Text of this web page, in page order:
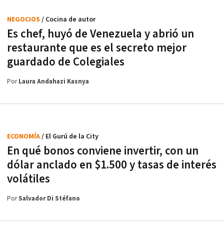
Es chef, huyó de Venezuela y abrió un
restaurante que es el secreto mejor
guardado de Colegiales
NEGOCIOS / Cocina de autor
PorLaura Andahazi Kasnya
En qué bonos conviene invertir, con un
dólar anclado en $1.500 y tasas de interés
volátiles
ECONOMÍA/ El Gurú de la City
PorSalvador Di Stéfano